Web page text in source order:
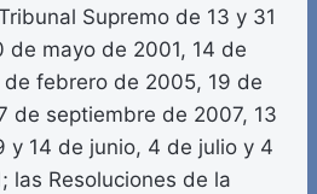
Supremo de 13 y 31
de mayo de 2001, 14 de
febrero de 2005, 19 de
de septiembre de 2007, 13
y 14 de junio, 4 de julio y 4
las Resoluciones de la